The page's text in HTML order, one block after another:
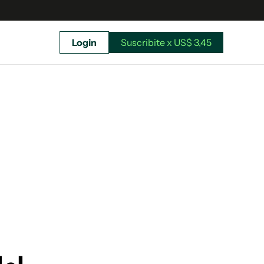
Login Suscribite x US$ 3,45